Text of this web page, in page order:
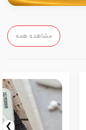
مشاهده همه